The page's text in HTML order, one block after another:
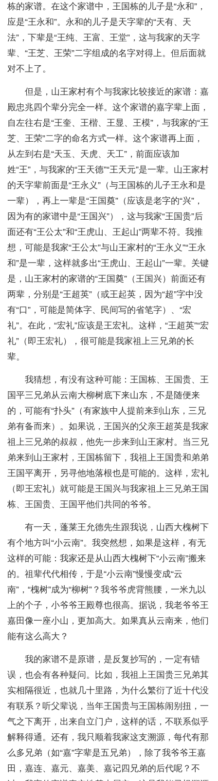
栋的家谱。在这个家谱中，王国栋的儿子是“永和”，
应是“王永和”。永和的儿子是天字辈的“天有、天
法”，下辈是“王纯、王富、王堂”，这与我家的天字
辈、“王芝、王荣”二字组成的名字对得上。但后面就
对不上了。
但是，山王家村有个与我家比较接近的家谱：嘉
殿忠兆四个辈分完全一样。这个家谱的嘉字辈上面，
自左往右是“王奎、王楷、王显、王模”，与我家的“王
芝、王荣”二字的命名方式一样。这个家谱再上面，
从左到右是“天玉、天虎、天工”，前面应该加
姓“王”，与我家的“王天德”“王天元”是一辈。山王家村
的天字辈前面是“王永义”（与王国栋的儿子王永和是
一辈），再上一辈是“王国奠”（应该是老字的“兴”，
因为有的家谱中是“王国兴”），这与我家“王国贵”后
面还有“王公太”和“王虎山、王起山”两辈不符。我推
想，可能是我家“王公太”与山王家村的“王永义”“王永
和”是一辈，这样就多出“王虎山、王起山”一辈。关键
是，山王家村的家谱的“王国奠”（王国兴）前面还有
两辈，分别是“王超英”（或王起英，因为“超”字中没
有“口”，可能是简体字、民间写的省笔字）、“宏
礼”。在此，“宏礼”应该是王宏礼。这样，“王超英”“宏
礼”（即王宏礼），很可能是我家祖上三兄弟的长
辈。
我猜想，有没有这种可能：王国栋、王国贵、王
国平三兄弟从云南大柳树底下来山东，不是随便来
的，可能有“扑头”（有家族中人提前来到山东，三兄
弟有备而来）。如果说，王国兴的父亲王超英是我家
祖上三兄弟的叔叔，他先一步来到山王家村。当三兄
弟来到山王家村，王国栋留下，我祖上王国贵和弟弟
王国平离开，另寻他地落根也是可能的。这样，宏礼
（即王宏礼）就可能是王国兴与我家祖上三兄弟王国
栋、王国贵、王国平他们共同的爷爷。
有一天，蓬莱王允德先生跟我说，山西大槐树下
有个地方叫“小云南”。我突然想，如果是这样，有无
这样的可能：我家还是从山西大槐树下“小云南”搬来
的。祖辈代代相传，于是“小云南”慢慢变成“云
南”，“槐树”成为“柳树”？我爷爷虎背熊腰，一米九以
上的个子，小爷爷王殿尊也很高。据说，我老爷爷王
嘉田像一座小山，更加高大。如果真从云南来，他们
能有这么高大？
我的家谱不是原谱，是反复抄写的，一定有错
误，也会有各种疑问。比如，我祖上王国贵三兄弟其
实相隔很近，也就几十里路，为什么繁衍了近十代没
有联系？听父辈说，当年王国贵与王国栋闹别扭，一
气之下离开，出来自立门户，这样的话，不联系似乎
解释得通。还有，我只顺着我家这支溯源，每代有那
么多兄弟（如“嘉”字辈是五兄弟），除了我爷爷王嘉
田，嘉连、嘉元、嘉美、嘉记四兄弟的后代呢？不